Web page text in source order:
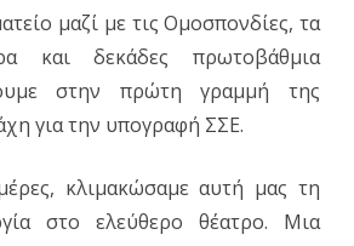
μαζί με τις Ομοσπονδίες, τα
και δεκάδες πρωτοβάθμια
στην πρώτη γραμμή της
για την υπογραφή ΣΣΕ.
κλιμακώσαμε αυτή μας τη
στο ελεύθερο θέατρο. Μια